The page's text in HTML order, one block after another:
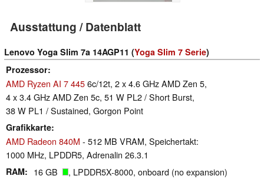
Ausstattung / Datenblatt
Lenovo Yoga Slim 7a 14AGP11 (Yoga Slim 7 Serie)
Prozessor
AMD Ryzen AI 7 4456c/12t, 2 x 4.6 GHz AMD Zen 5,
4 x 3.4 GHz AMD Zen 5c, 51 W PL2 / Short Burst,
38 W PL1 / Sustained, Gorgon Point
Grafikkarte
AMD Radeon 840M - 512 MB VRAM, Speichertakt:
1000 MHz, LPDDR5, Adrenalin 26.3.1
RAM 16 GB , LPDDR5X-8000, onboard (no expansion)